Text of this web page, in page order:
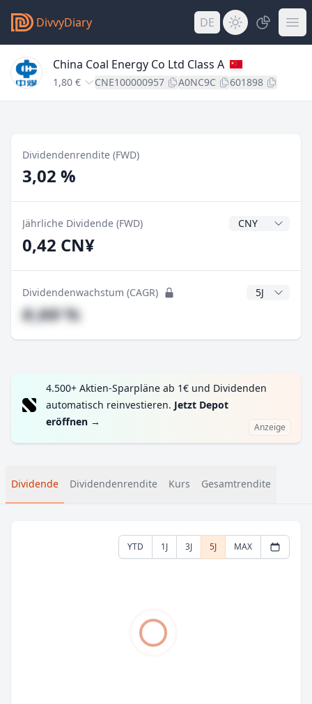
DivvyDiary DE
China Coal Energy Co Ltd Class A
1,80 € CNE100000957 A0NC9C 601898
Dividendenrendite (FWD)
3,02 %
Jährliche Dividende (FWD)
0,42 CN¥
Dividendenwachstum (CAGR) CAGR Jahre
#,## %
4.500+ Aktien-Sparpläne ab 1€ und Dividenden
automatisch reinvestieren. Jetzt Depot
eröffnen → Anzeige
Dividende Dividendenrendite Kurs Gesamtrendite
YTD 1J 3J 5J MAX